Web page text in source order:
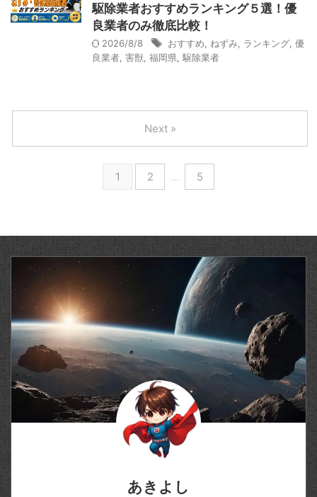
駆除業者おすすめランキング５選！優
良業者のみ徹底比較！
2026/8/8 おすすめ ねずみ ランキング 優
良業者 害獣 福岡県 駆除業者
1 2 … 5
Next »
あきよし